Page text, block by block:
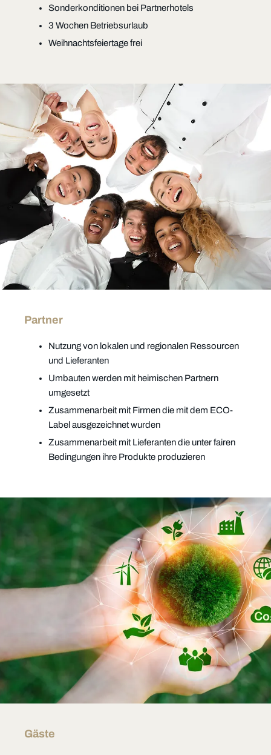
Sonderkonditionen bei Partnerhotels
3 Wochen Betriebsurlaub
Weihnachtsfeiertage frei
Partner
Nutzung von lokalen und regionalen Ressourcen
und Lieferanten
Umbauten werden mit heimischen Partnern
umgesetzt
Zusammenarbeit mit Firmen die mit dem ECO-
Label ausgezeichnet wurden
Zusammenarbeit mit Lieferanten die unter fairen
Bedingungen ihre Produkte produzieren
Gäste